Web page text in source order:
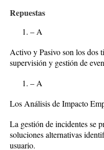
Repuestas
–A
Activo y Pasivo son los dos
supervisión y gestión de
–A
Los Análisis de Impacto
La gestión de incidentes se
soluciones alternativas
usuario.